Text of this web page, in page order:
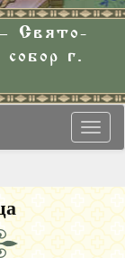
Свято-
г.